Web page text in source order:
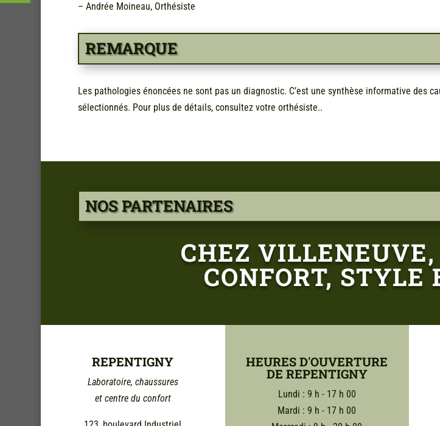
– Andrée Moineau, Orthésiste
REMARQUE
Les pathologies énoncées ne sont pas un diagnostic. C’est une synthèse informative des
sélectionnés. Pour plus de détails, consultez votre orthésiste..
NOS PARTENAIRES
CHEZ
CONFORT, STYLE
REPENTIGNY
Laboratoire, chaussures
et centre du confort
HEURES D'OUVERTURE
DE REPENTIGNY
Lundi : 9 h - 17 h 00
Mardi : 9 h - 17 h 00